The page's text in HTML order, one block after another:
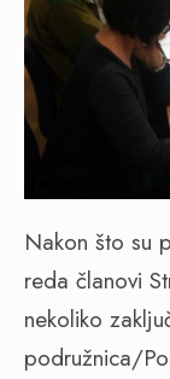
Nakon što su
reda članovi
nekoliko
podružnica/